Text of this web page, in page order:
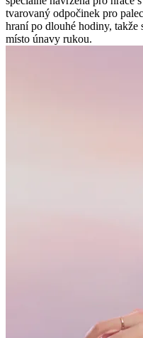
tvarovaný odpočinek pro
hraní po dlouhé hodiny, takže
místo únavy rukou.